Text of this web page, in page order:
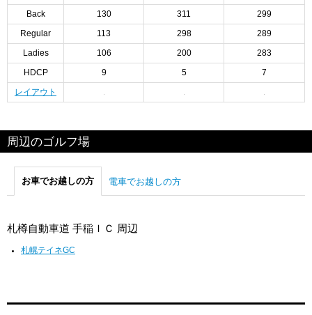
Back 130 311 299
Regular 113 298 289
Ladies 106 200 283
HDCP 9 5 7
レイアウト
周辺のゴルフ場
お車でお越しの方 電車でお越しの方
札樽自動車道 手稲ＩＣ 周辺
札幌テイネGC